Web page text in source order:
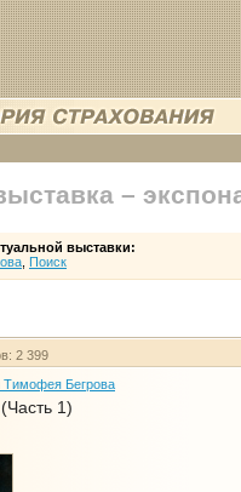
–
выставки:
Поиск
2 399
Тимофея Бегрова
1)